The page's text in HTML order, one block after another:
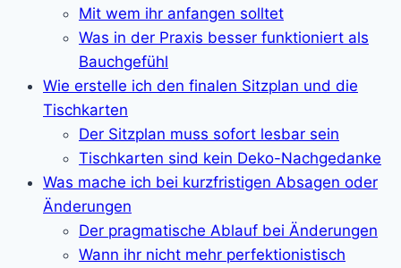
Mit wem ihr anfangen solltet
Was in der Praxis besser funktioniert als
Bauchgefühl
Wie erstelle ich den finalen Sitzplan und die
Tischkarten
Der Sitzplan muss sofort lesbar sein
Tischkarten sind kein Deko-Nachgedanke
Was mache ich bei kurzfristigen Absagen oder
Änderungen
Der pragmatische Ablauf bei Änderungen
Wann ihr nicht mehr perfektionistisch